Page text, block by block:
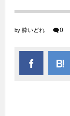
by 酔いどれ 0